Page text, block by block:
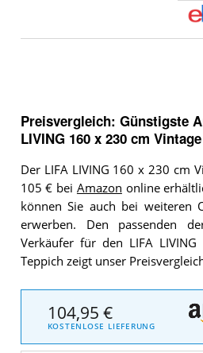
Preisvergleich: Günstigste
LIVING 160 x 230 cm
Der LIFA LIVING 160 x 230 cm
105 € bei Amazon online
können Sie auch bei weiteren
erwerben. Den passenden
Verkäufer für den LIFA
Teppich zeigt unser
104,95 €
KOSTENLOSE LIEFERUNG